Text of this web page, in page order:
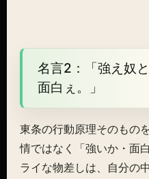
名言2：「強え奴
面白ぇ。」
東条の行動原理そのもの
情ではなく「強いか・面
ライな物差しは、自分の